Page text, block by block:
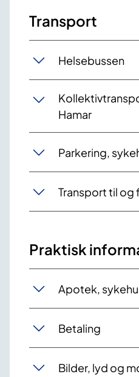
Transport
Helsebussen
Hamar
Parkering,
Transport til og
Praktisk
Apotek,
Betaling
Bilder, lyd og